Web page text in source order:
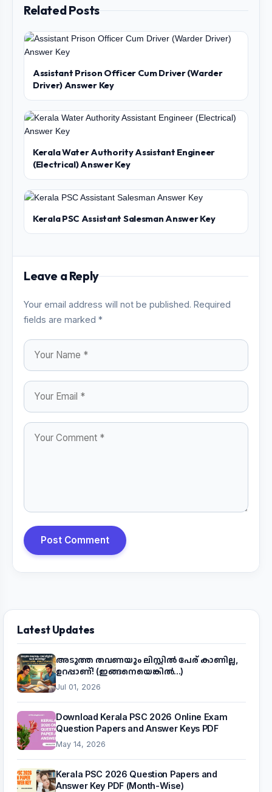
Related Posts
Assistant Prison Officer Cum Driver (Warder
Driver) Answer Key
Kerala Water Authority Assistant Engineer
(Electrical) Answer Key
Kerala PSC Assistant Salesman Answer Key
Leave a Reply
Your email address will not be published. Required
fields are marked *
Post Comment
Latest Updates
അടുത്ത തവണയും ലിസ്റ്റിൽ പേര് കാണില്ല,
ഉറപ്പാണ്! (ഇങ്ങനെയെങ്കിൽ...)
Jul 01, 2026
Download Kerala PSC 2026 Online Exam
Question Papers and Answer Keys PDF
May 14, 2026
Kerala PSC 2026 Question Papers and
Answer Key PDF (Month-Wise)